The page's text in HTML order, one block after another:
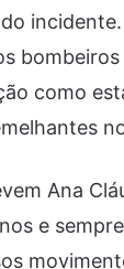
como
Ana
e